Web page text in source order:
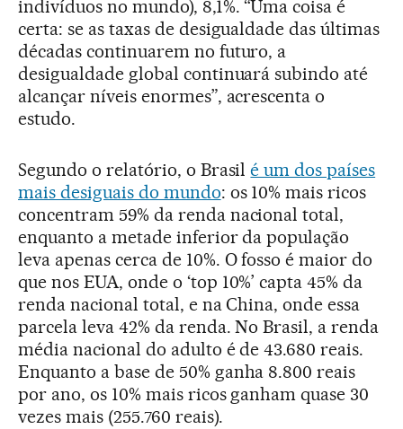
indivíduos no mundo), 8,1%. “Uma coisa é
certa: se as taxas de desigualdade das últimas
décadas continuarem no futuro, a
desigualdade global continuará subindo até
alcançar níveis enormes”, acrescenta o
estudo.
Segundo o relatório, o Brasilé um dos países
mais desiguais do mundo: os 10% mais ricos
concentram 59% da renda nacional total,
enquanto a metade inferior da população
leva apenas cerca de 10%. O fosso é maior do
que nos EUA, onde o ‘top 10%’ capta 45% da
renda nacional total, e na China, onde essa
parcela leva 42% da renda. No Brasil, a renda
média nacional do adulto é de 43.680 reais.
Enquanto a base de 50% ganha 8.800 reais
por ano, os 10% mais ricos ganham quase 30
vezes mais (255.760 reais).